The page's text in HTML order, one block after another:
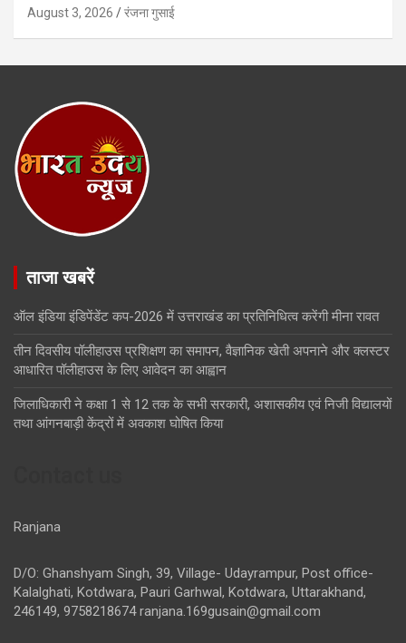
August 3, 2026 रंजना गुसाई
ताजा खबरें
ऑल इंडिया इंडिपेंडेंट कप-2026 में उत्तराखंड का प्रतिनिधित्व करेंगी मीना रावत
तीन दिवसीय पॉलीहाउस प्रशिक्षण का समापन, वैज्ञानिक खेती अपनाने और क्लस्टर
आधारित पॉलीहाउस के लिए आवेदन का आह्वान
जिलाधिकारी ने कक्षा 1 से 12 तक के सभी सरकारी, अशासकीय एवं निजी विद्यालयों
तथा आंगनबाड़ी केंद्रों में अवकाश घोषित किया
Ranjana
D/O: Ghanshyam Singh, 39, Village- Udayrampur, Post office-
Kalalghati, Kotdwara, Pauri Garhwal, Kotdwara, Uttarakhand,
246149, 9758218674ranjana.169gusain@gmail.com